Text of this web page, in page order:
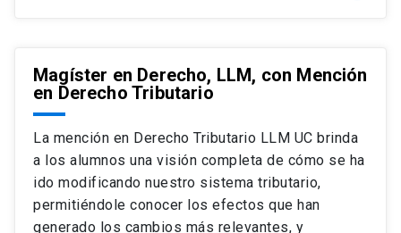
completamente al programa o compatibilizarás un
estudio intenso y exigente, con una muy baja carga
laboral, de marzo a noviembre, para dedicarte
completamente a la actividad de graduación de
diciembre a marzo.
2 cursos mínimos (10 créditos) Primer
semestre
+ 5 cursos a elección (50 créditos) Primer
Magíster en Derecho, LLM, con Mención
en Derecho Tributario
La mención en Derecho Tributario LLM UC brinda
a los alumnos una visión completa de cómo se ha
ido modificando nuestro sistema tributario,
permitiéndole conocer los efectos que han
generado los cambios más relevantes, y